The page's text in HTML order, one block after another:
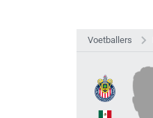
Voetballers